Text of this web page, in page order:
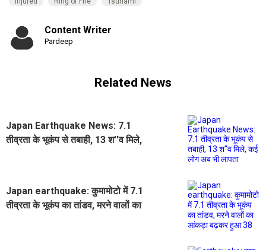
Content Writer
Pardeep
Related News
Japan Earthquake News: 7.1
तीव्रता के भूकंप से तबाही, 13 श''व मिले,
Japan earthquake: कुमामोटो में 7.1
तीव्रता के भूकंप का तांडव, मरने वालों का